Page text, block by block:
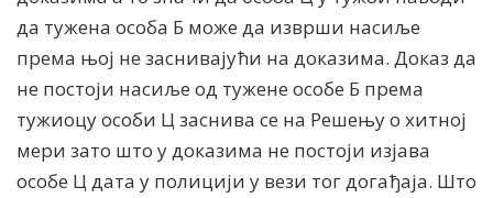
да тужена особа Б може да изврши насиље
према њој не заснивајући на доказима. Доказ да
не постоји насиље од тужене особе Б према
тужиоцу особи Ц заснива се на Решењу о хитној
мери зато што у доказима не постоји изјава
особе Ц дата у полицији у вези тог догађаја. Што